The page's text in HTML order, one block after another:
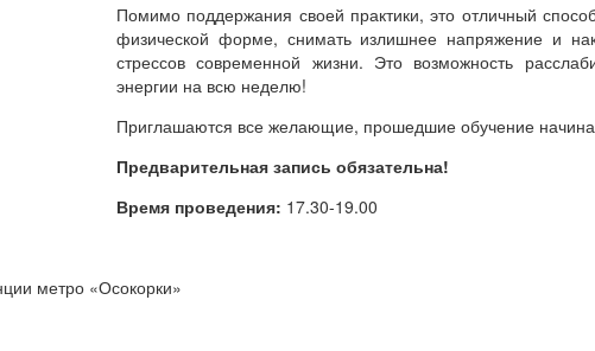
Помимо поддержания своей практики, это отличный
физической форме, снимать излишнее напряжение и
стрессов современной жизни. Это возможность
энергии на всю неделю!
Приглашаются все желающие, прошедшие обучение
Предварительная запись обязательна!
Время проведения: 17.30-19.00
метро «Осокорки»